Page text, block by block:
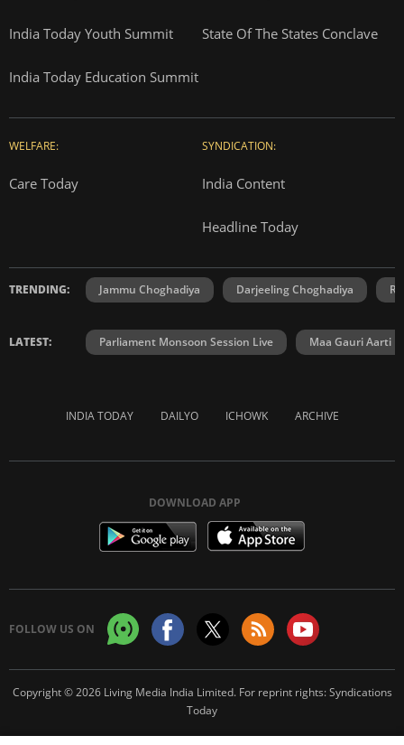
India Today Youth Summit State Of The States Conclave
India Today Education Summit
WELFARE:
Care Today
SYNDICATION:
India Content
Headline Today
TRENDING: Jammu Choghadiya Darjeeling Choghadiya
LATEST: Parliament Monsoon Session Live Maa Gauri Aarti
INDIA TODAY DAILYO ICHOWK ARCHIVE
DOWNLOAD APP
FOLLOW US ON
Copyright © 2026 Living Media India Limited. For reprint rights:Syndications
Today